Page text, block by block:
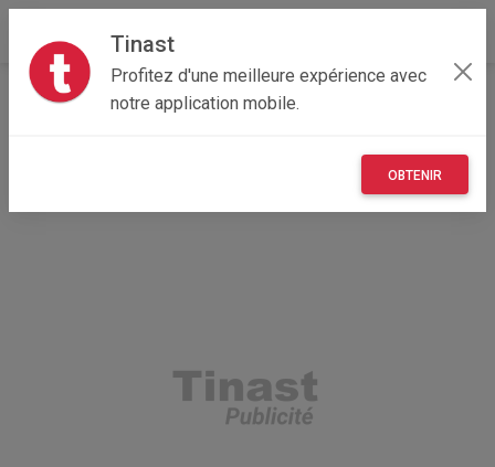
Tinast
Profitez d'une meilleure expérience avec
notre application mobile.
OBTENIR
Accueil Recherche Nouvelle-Aquitaine